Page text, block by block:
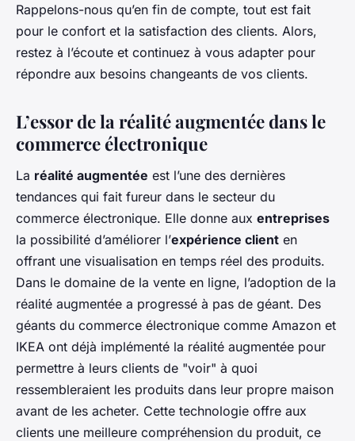
Rappelons-nous qu’en fin de compte, tout est fait
pour le confort et la satisfaction des clients. Alors,
restez à l’écoute et continuez à vous adapter pour
répondre aux besoins changeants de vos clients.
L’essor de la réalité augmentée dans le
commerce électronique
La réalité augmentée est l’une des dernières
tendances qui fait fureur dans le secteur du
commerce électronique. Elle donne aux entreprises
la possibilité d’améliorer l’expérience client en
offrant une visualisation en temps réel des produits.
Dans le domaine de la vente en ligne, l’adoption de la
réalité augmentée a progressé à pas de géant. Des
géants du commerce électronique comme Amazon et
IKEA ont déjà implémenté la réalité augmentée pour
permettre à leurs clients de "voir" à quoi
ressembleraient les produits dans leur propre maison
avant de les acheter. Cette technologie offre aux
clients une meilleure compréhension du produit, ce